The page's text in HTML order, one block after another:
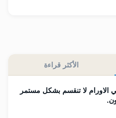
الأكثر قراءة
في الاورام لا تنقسم بشكل مستمر